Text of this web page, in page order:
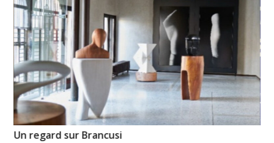
Un regard sur Brancusi